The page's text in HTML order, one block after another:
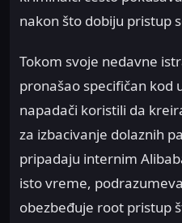
nakon što dobiju pristup
Tokom svoje nedavne
pronašao specifičan kod
napadači koristili da
za izbacivanje dolaznih
pripadaju internim
isto vreme,
obezbeđuje root pristup